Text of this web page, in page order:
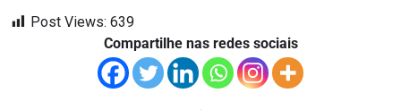
Post Views: 639
Compartilhe nas redes sociais